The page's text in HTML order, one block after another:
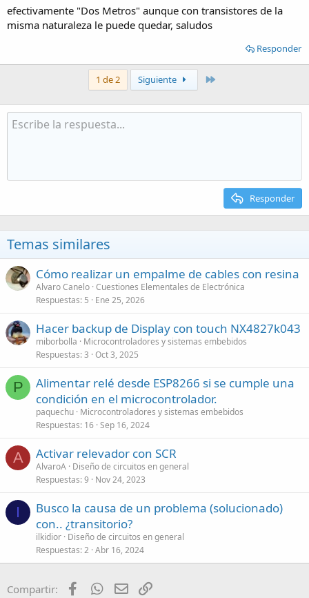
efectivamente "Dos Metros" aunque con transistores de la
misma naturaleza le puede quedar, saludos
Responder
1 de 2 Siguiente
Responder
Temas similares
Cómo realizar un empalme de cables con resina
Alvaro Canelo Cuestiones Elementales de Electrónica
Respuestas 5 Ene 25, 2026
Hacer backup de Display con touch NX4827k043
miborbolla
Microcontroladores y sistemas embebidos
Respuestas 3 Oct 3, 2025
P
Alimentar relé desde ESP8266 si se cumple una
condición en el microcontrolador.
paquechu Microcontroladores y sistemas embebidos
Respuestas 16 Sep 16, 2024
A Activar relevador con SCR
AlvaroA Diseño de circuitos en general
Respuestas 9 Nov 24, 2023
I
Busco la causa de un problema (solucionado)
con.. ¿transitorio?
ilkidior Diseño de circuitos en general
Respuestas 2 Abr 16, 2024
Compartir: FacebookWhatsApp
Email